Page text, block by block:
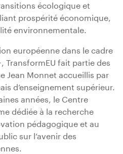
écologique et
prospérité économique,
environnementale.
européenne dans le cadre
TransformEU fait partie des
Jean Monnet accueillis par
d’enseignement supérieur.
années, le Centre
dédiée à la recherche
pédagogique et au
sur l’avenir des